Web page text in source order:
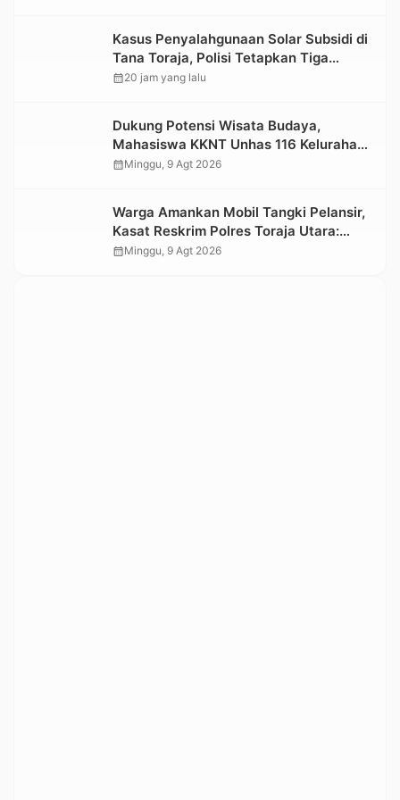
Kasus Penyalahgunaan Solar Subsidi di
Tana Toraja, Polisi Tetapkan Tiga
Tersangka Baru
calendar_month20 jam yang lalu
Dukung Potensi Wisata Budaya,
Mahasiswa KKNT Unhas 116 Kelurahan
Nonongan Utara Pasang Papan
calendar_monthMinggu, 9 Agt 2026
Warga Amankan Mobil Tangki Pelansir,
Kasat Reskrim Polres Toraja Utara:
Proses Hukum Berjalan Transparan
calendar_monthMinggu, 9 Agt 2026